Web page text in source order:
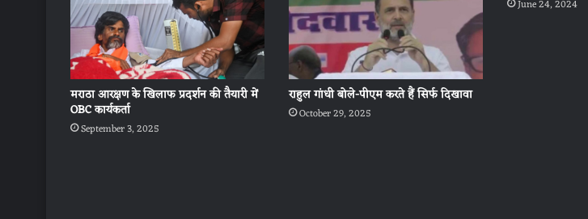
मराठा आरक्षण के खिलाफ प्रदर्शन की तैयारी में
OBC कार्यकर्ता
September 3, 2025
राहुल गांधी बोले-पीएम करते हैं सिर्फ दिखावा
October 29, 2025
June 24, 2024